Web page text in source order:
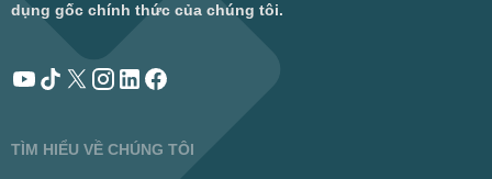
dụng gốc chính thức của chúng tôi.
TÌM HIỂU VỀ CHÚNG TÔI